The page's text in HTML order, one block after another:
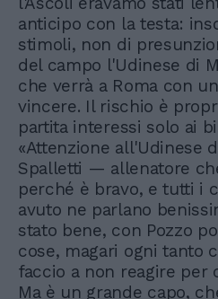
anticipo con la testa:
stimoli, non di
del campo l'Udinese di
che verrà a Roma con
vincere. Il rischio è
partita interessi solo ai
«Attenzione all'Udinese
Spalletti — allenatore
perché è bravo, e tutti i
avuto ne parlano
stato bene, con Pozzo
cose, magari ogni tanto
faccio a non reagire per
Ma è un grande capo,